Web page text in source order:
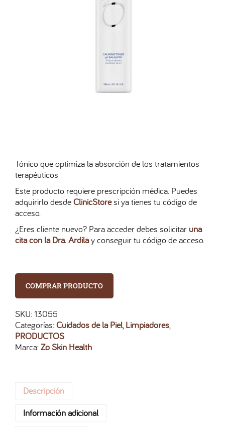
Tónico que optimiza la absorción de los tratamientos
terapéuticos
Este producto requiere prescripción médica. Puedes
adquirirlo desdeClinicStoresi ya tienes tu código de
acceso.
¿Eres cliente nuevo? Para acceder debes solicitar una
cita con la Dra. Ardilay conseguir tu código de acceso.
COMPRAR PRODUCTO
SKU:13055
Categorías:Cuidados de la Piel,Limpiadores,
PRODUCTOS
Marca:Zo Skin Health
Descripción
Información adicional